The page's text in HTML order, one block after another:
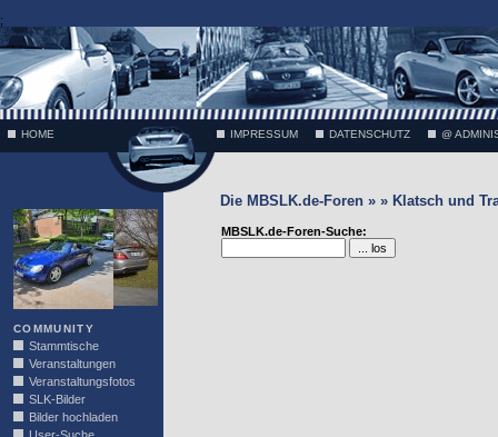
;
HOME IMPRESSUM DATENSCHUTZ @
COMMUNITY
Stammtische
Veranstaltungen
Veranstaltungsfotos
SLK-Bilder
Bilder hochladen
Die MBSLK.de-Foren » » Klatsch und
MBSLK.de-Foren-Suche: